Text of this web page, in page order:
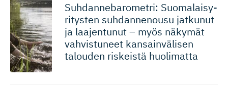
Suhdanneba­ro­metri: Suomalaisy­
ri­tysten suhdannenousu jatkunut
ja laajentunut – myös näkymät
vahvistuneet kansainvälisen
talouden riskeistä huolimatta